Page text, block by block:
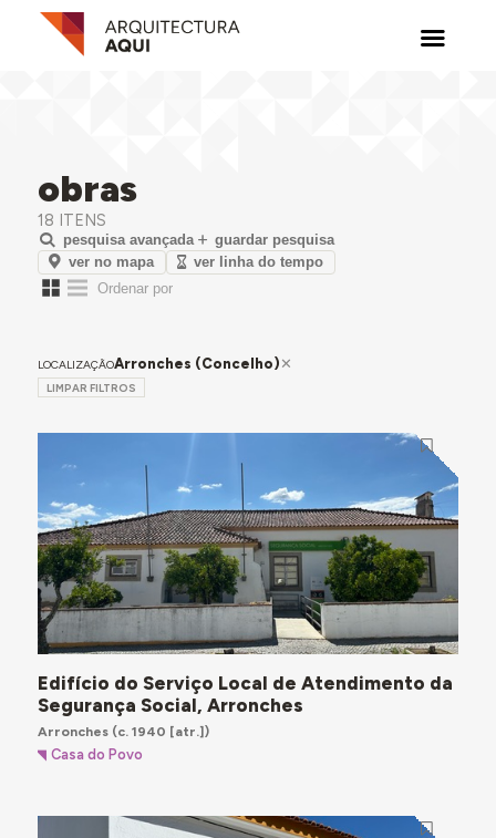
obras
18 ITENS
pesquisa avançada
guardar pesquisa
ver no mapa
ver linha do tempo
LOCALIZAÇÃOArronches (Concelho)
LIMPAR FILTROS
Edifício do Serviço Local de Atendimento da
Segurança Social, Arronches
Arronches(c. 1940 [atr.])
Casa do Povo